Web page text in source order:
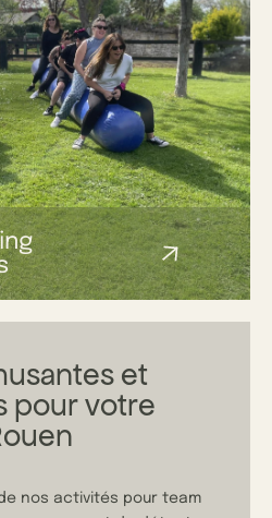
et
pour votre
nos activités pour team